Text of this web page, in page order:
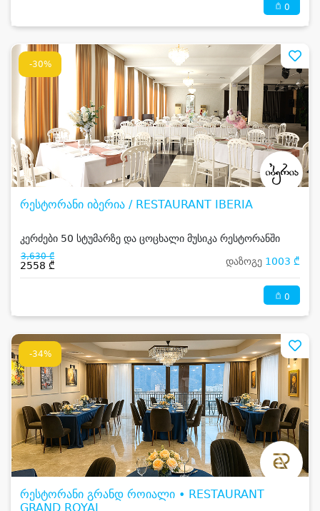
0
-30%
რესტორანი იბერია / RESTAURANT IBERIA
კერძები 50 სტუმარზე და ცოცხალი მუსიკა რესტორანში
3,630 ₾
2558 ₾ დაზოგე 1003 ₾
0
-34%
რესტორანი გრანდ როიალი • RESTAURANT
GRAND ROYAL